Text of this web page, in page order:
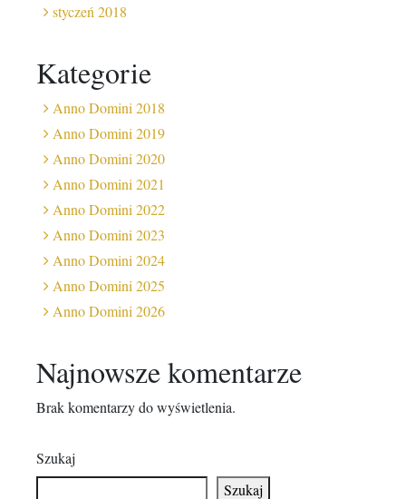
styczeń 2018
Kategorie
Anno Domini 2018
Anno Domini 2019
Anno Domini 2020
Anno Domini 2021
Anno Domini 2022
Anno Domini 2023
Anno Domini 2024
Anno Domini 2025
Anno Domini 2026
Najnowsze komentarze
Brak komentarzy do wyświetlenia.
Szukaj
Szukaj